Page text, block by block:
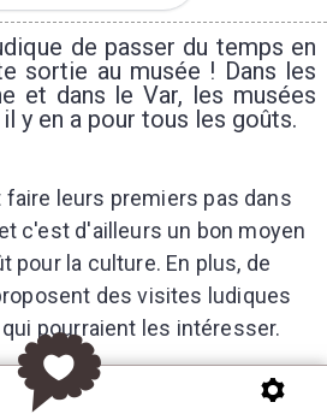
de passer du temps en
sortie au musée ! Dans les
et dans le Var, les musées
y en a pour tous les goûts.
leurs premiers pas dans
c'est d'ailleurs un bon moyen
pour la culture. En plus, de
des visites ludiques
pourraient les intéresser.
en passant par le Musée